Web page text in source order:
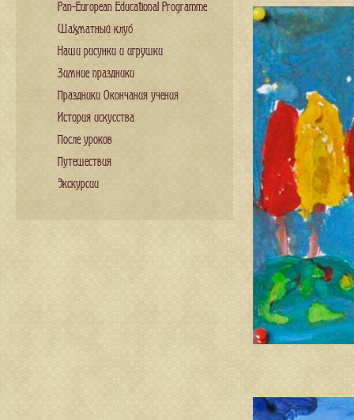
Pan-European Educational Programme
Шахматный клуб
Наши рисунки и игрушки
Зимние праздники
Праздники Окончания учения
История искусства
После уроков
Путешествия
Экскурсии